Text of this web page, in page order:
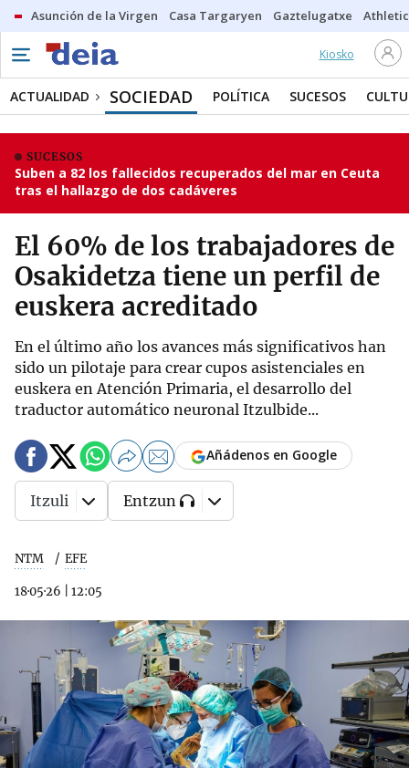
Asunción de la Virgen Casa Targaryen Gaztelugatxe Athletic
Kiosko
ACTUALIDAD SOCIEDAD POLÍTICA SUCESOS
SUCESOS
Suben a 82 los fallecidos recuperados del mar en Ceuta
tras el hallazgo de dos cadáveres
El 60% de los trabajadores de
Osakidetza tiene un perfil de
euskera acreditado
En el último año los avances más significativos han
sido un pilotaje para crear cupos asistenciales en
euskera en Atención Primaria, el desarrollo del
traductor automático neuronal Itzulbide...
NTM EFE
18·05·26 12:05
Añádenos en Google
Itzuli Entzun